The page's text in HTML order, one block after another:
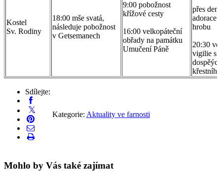
Kostel
Sv. Rodiny
18:00 mše svatá,
následuje pobožnost
v Getsemanech
9:00 pobožnost
křížové cesty
16:00 velkopáteční
obřady na památku
Umučení Páně
přes
adorace
hrobu
20:30
vigilie s
Sdílejte:
Kategorie: Aktuality ve farnosti
Mohlo by Vás také zajímat